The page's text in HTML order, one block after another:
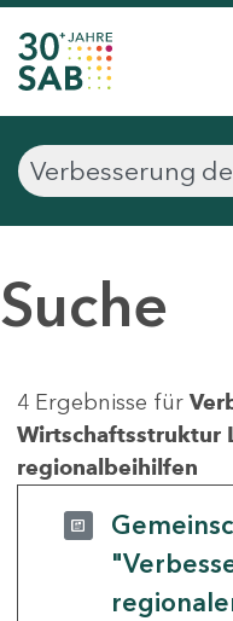
Suche
4 Ergebnisse für
Wirtschaftsstruktur
regionalbeihilfen